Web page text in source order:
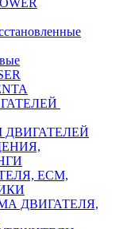
ECM,
ДВИГАТЕЛЯ,